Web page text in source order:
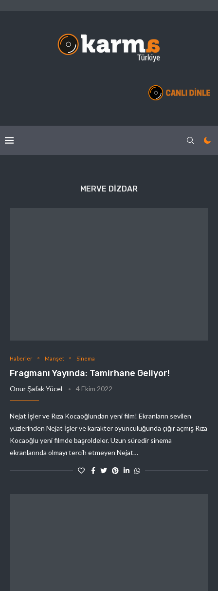
MERVE DIZDAR
Haberler Manşet Sinema
Fragmanı Yayında: Tamirhane Geliyor!
Onur Şafak Yücel 4 Ekim 2022
Nejat İşler ve Rıza Kocaoğlundan yeni film! Ekranların sevilen
yüzlerinden Nejat İşler ve karakter oyunculuğunda çığır açmış Rıza
Kocaoğlu yeni filmde başroldeler. Uzun süredir sinema
ekranlarında olmayı tercih etmeyen Nejat…